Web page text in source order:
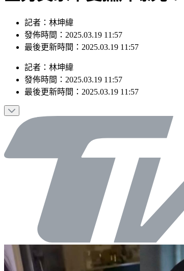
記者：林坤緯
發佈時間：2025.03.19 11:57
最後更新時間：2025.03.19 11:57
記者 ： 林坤緯
發佈時間： 2025.03.19 11:57
最後更新時間： 2025.03.19 11:57